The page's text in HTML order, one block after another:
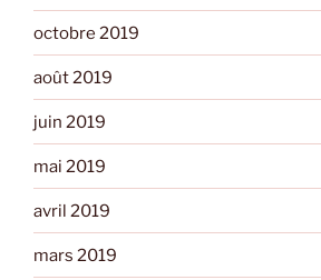
octobre 2019
août 2019
juin 2019
mai 2019
avril 2019
mars 2019